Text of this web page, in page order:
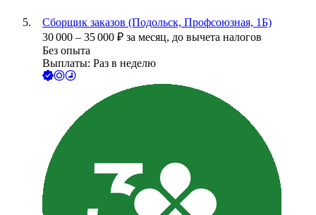
Сборщик заказов (Подольск, Профсоюзная, 1Б)
30 000 – 35 000 ₽ за месяц, до вычета налогов
Без опыта
Выплаты: Раз в неделю